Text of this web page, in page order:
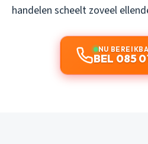
handelen scheelt zoveel
NU
BEL 085